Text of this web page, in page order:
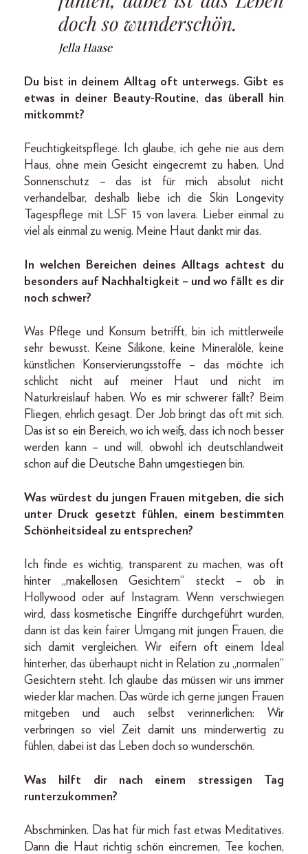
doch so wunderschön.
Jella Haase
Du bist in deinem Alltag oft unterwegs. Gibt es
etwas in deiner Beauty-Routine, das überall hin
mitkommt?
Feuchtigkeitspflege. Ich glaube, ich gehe nie aus dem
Haus, ohne mein Gesicht eingecremt zu haben. Und
Sonnenschutz – das ist für mich absolut nicht
verhandelbar, deshalb liebe ich die Skin Longevity
Tagespflege mit LSF 15 von lavera. Lieber einmal zu
viel als einmal zu wenig. Meine Haut dankt mir das.
In welchen Bereichen deines Alltags achtest du
besonders auf Nachhaltigkeit – und wo fällt es dir
noch schwer?
Was Pflege und Konsum betrifft, bin ich mittlerweile
sehr bewusst. Keine Silikone, keine Mineralöle, keine
künstlichen Konservierungsstoffe – das möchte ich
schlicht nicht auf meiner Haut und nicht im
Naturkreislauf haben. Wo es mir schwerer fällt? Beim
Fliegen, ehrlich gesagt. Der Job bringt das oft mit sich.
Das ist so ein Bereich, wo ich weiß, dass ich noch besser
werden kann – und will, obwohl ich deutschlandweit
schon auf die Deutsche Bahn umgestiegen bin.
Was würdest du jungen Frauen mitgeben, die sich
unter Druck gesetzt fühlen, einem bestimmten
Schönheitsideal zu entsprechen?
Ich finde es wichtig, transparent zu machen, was oft
hinter „makellosen Gesichtern“ steckt – ob in
Hollywood oder auf Instagram. Wenn verschwiegen
wird, dass kosmetische Eingriffe durchgeführt wurden,
dann ist das kein fairer Umgang mit jungen Frauen, die
sich damit vergleichen. Wir eifern oft einem Ideal
hinterher, das überhaupt nicht in Relation zu „normalen“
Gesichtern steht. Ich glaube das müssen wir uns immer
wieder klar machen. Das würde ich gerne jungen Frauen
mitgeben und auch selbst verinnerlichen: Wir
verbringen so viel Zeit damit uns minderwertig zu
fühlen, dabei ist das Leben doch so wunderschön.
Was hilft dir nach einem stressigen Tag
runterzukommen?
Abschminken. Das hat für mich fast etwas Meditatives.
Dann die Haut richtig schön eincremen, Tee kochen,